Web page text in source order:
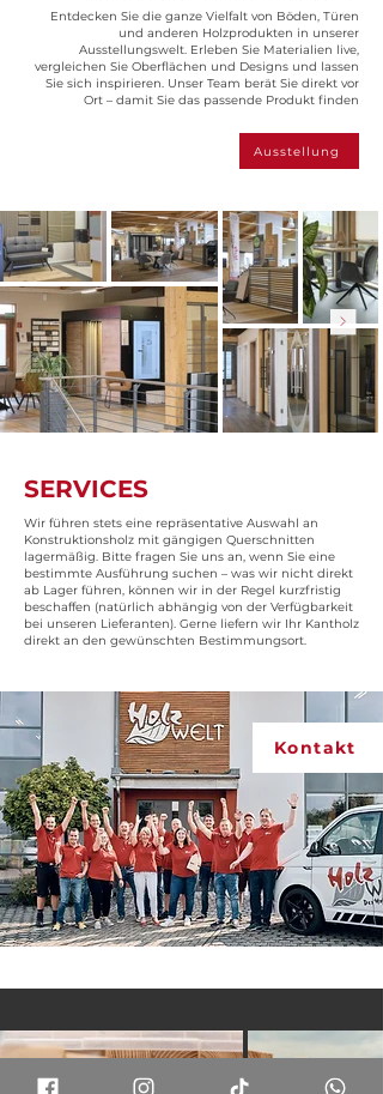
Entdecken Sie die ganze Vielfalt von Böden, Türen
und anderen Holzprodukten in unserer
Ausstellungswelt. Erleben Sie Materialien live,
vergleichen Sie Oberflächen und Designs und lassen
Sie sich inspirieren. Unser Team berät Sie direkt vor
Ort – damit Sie das passende Produkt finden
Ausstellung
SERVICES
Wir führen stets eine repräsentative Auswahl an
Konstruktionsholz mit gängigen Querschnitten
lagermäßig. Bitte fragen Sie uns an, wenn Sie eine
bestimmte Ausführung suchen – was wir nicht direkt
ab Lager führen, können wir in der Regel kurzfristig
beschaffen (natürlich abhängig von der Verfügbarkeit
bei unseren Lieferanten). Gerne liefern wir Ihr Kantholz
direkt an den gewünschten Bestimmungsort.
Kontakt